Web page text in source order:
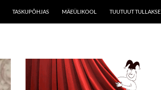
TASKUPÕHJAS MÄEÜLIKOOL TUUTUUT TULLAKSE